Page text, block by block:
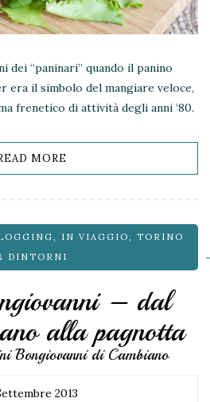
dei “paninari” quando il panino
era il simbolo del mangiare veloce,
frenetico di attività degli anni ‘80.
MORE
, IN VIAGGIO, TORINO
DINTORNI
– dal
alla pagnotta
Bongiovanni di Cambiano
2013